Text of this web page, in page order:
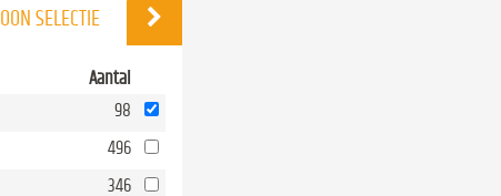
TOON SELECTIE
Aantal
98
496
346